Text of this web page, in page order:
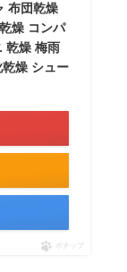
布団乾燥
燥 コンパ
乾燥 梅雨
燥 シュー
ポチップ